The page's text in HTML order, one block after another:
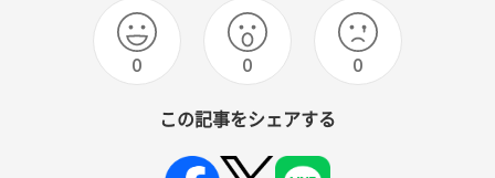
0 0 0
この記事をシェアする